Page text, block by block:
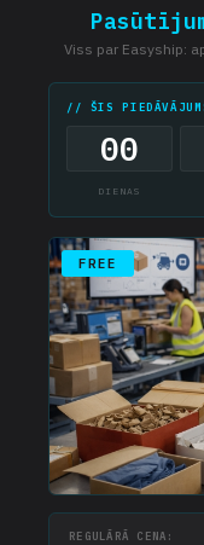
Viss par Easyship:
// ŠIS
00
DIENAS
FREE
REGULĀRĀ CENA: